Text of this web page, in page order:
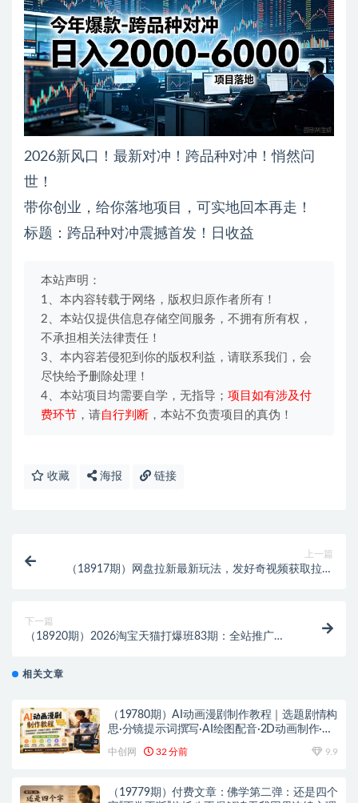
2026新风口！最新对冲！跨品种对冲！悄然问
世！
带你创业，给你落地项目，可实地回本再走！
标题：跨品种对冲震撼首发！日收益
本站声明：
1、本内容转载于网络，版权归原作者所有！
2、本站仅提供信息存储空间服务，不拥有所有权，
不承担相关法律责任！
3、本内容若侵犯到你的版权利益，请联系我们，会
尽快给予删除处理！
4、本站项目均需要自学，无指导； 项目如有涉及付
费环节 ，请自行判断 ，本站不负责项目的真伪！
收藏 海报 链接
上一篇
（18917期）网盘拉新最新玩法，发好奇视频获取拉新
下一篇
（18920期）2026淘宝天猫打爆班83期：全站推广
相关文章
（19780期）AI动画漫剧制作教程｜选题剧情构
思·分镜提示词撰写·AI绘图配音·2D动画制作·剪
中创网 32 分前 9.9
（19779期）付费文章：佛学第二弹：还是四个